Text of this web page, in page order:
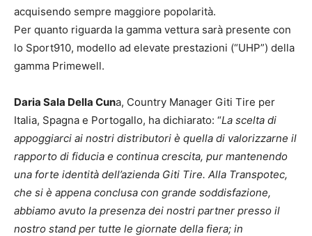
acquisendo sempre maggiore popolarità.
Per quanto riguarda la gamma vettura sarà presente con
lo Sport910, modello ad elevate prestazioni (“UHP”) della
gamma Primewell.
Daria Sala Della Cuna, Country Manager Giti Tire per
Italia, Spagna e Portogallo, ha dichiarato: “La scelta di
appoggiarci ai nostri distributori è quella di valorizzarne il
rapporto di fiducia e continua crescita, pur mantenendo
una forte identità dell’azienda Giti Tire. Alla Transpotec,
che si è appena conclusa con grande soddisfazione,
abbiamo avuto la presenza dei nostri partner presso il
nostro stand per tutte le giornate della fiera; in